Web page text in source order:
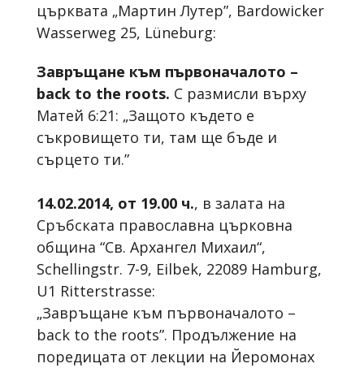
църквата „Мартин Лутер”, Bardowicker
Wasserweg 25, Lüneburg:
Завръщане към първоначалото –
back to the roots. С размисли върху
Матей 6:21: „Защото където е
съкровището ти, там ще бъде и
сърцето ти.”
14.02.2014, от 19.00 ч., в залата на
Сръбската православна църковна
община “Св. Архангел Михаил“,
Schellingstr. 7-9, Eilbek, 22089 Hamburg,
U1 Ritterstrasse:
„Завръщане към първоначалото –
back to the roots”. Продължение на
поредицата от лекции на Йеромонах